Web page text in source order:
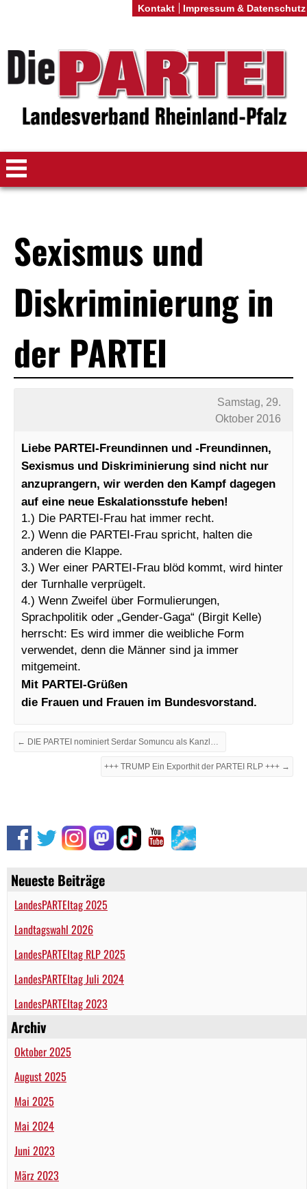
Neueste Beiträge
LandesPARTEItag 2025
Landtagswahl 2026
LandesPARTEItag RLP 2025
LandesPARTEItag Juli 2024
LandesPARTEItag 2023
Archiv
Oktober 2025
August 2025
Mai 2025
Mai 2024
Juni 2023
März 2023
Sexismus und
Diskriminierung in
der PARTEI
Samstag, 29.
Oktober 2016
Liebe PARTEI-Freundinnen und -Freundinnen,
Sexismus und Diskriminierung sind nicht nur
anzuprangern, wir werden den Kampf dagegen
auf eine neue Eskalationsstufe heben!
1.) Die PARTEI-Frau hat immer recht.
2.) Wenn die PARTEI-Frau spricht, halten die
anderen die Klappe.
3.) Wer einer PARTEI-Frau blöd kommt, wird hinter
der Turnhalle verprügelt.
4.) Wenn Zweifel über Formulierungen,
Sprachpolitik oder „Gender-Gaga“ (Birgit Kelle)
herrscht: Es wird immer die weibliche Form
verwendet, denn die Männer sind ja immer
mitgemeint.
Mit PARTEI-Grüßen
die Frauen und Frauen im Bundesvorstand.
+++ TRUMP Ein Exporthit der PARTEI RLP +++ →
Kontakt Impressum & Datenschutz